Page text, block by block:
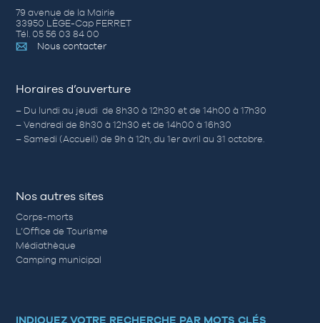
79 avenue de la Mairie
33950 LÈGE-Cap FERRET
Tél. 05 56 03 84 00
Nous contacter
Horaires d’ouverture
– Du lundi au jeudi de 8h30 à 12h30 et de 14h00 à 17h30
– Vendredi de 8h30 à 12h30 et de 14h00 à 16h30
– Samedi (Accueil) de 9h à 12h, du 1er avril au 31 octobre.
Nos autres sites
Corps-morts
L’Office de Tourisme
Médiathèque
Camping municipal
INDIQUEZ VOTRE RECHERCHE PAR MOTS CLÉS